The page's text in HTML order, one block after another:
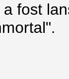
fost